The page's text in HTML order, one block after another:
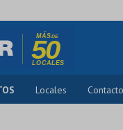
Locales Contacto